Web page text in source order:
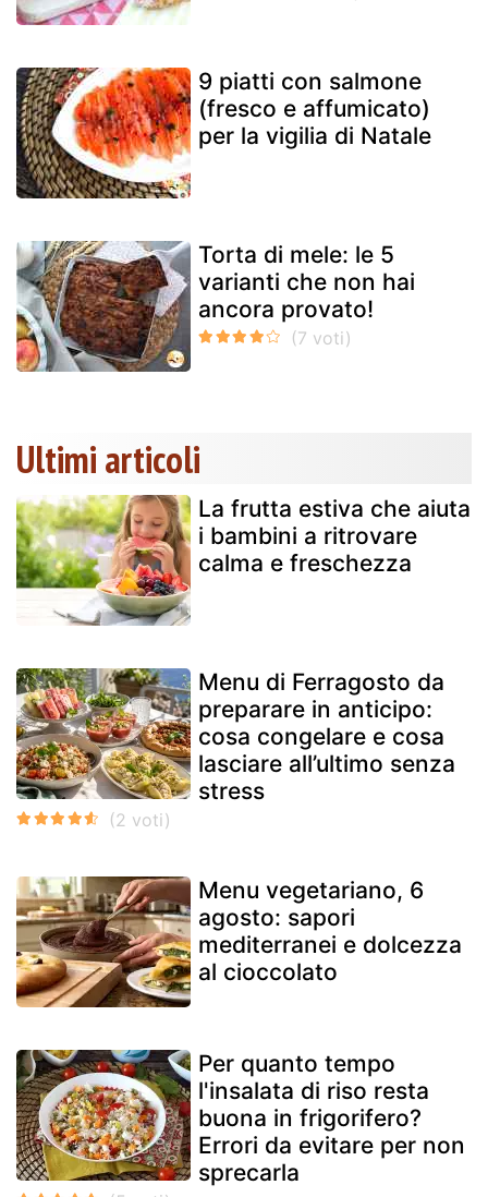
9 piatti con salmone
(fresco e affumicato)
per la vigilia di Natale
Torta di mele: le 5
varianti che non hai
ancora provato!
Ultimi articoli
La frutta estiva che aiuta
i bambini a ritrovare
calma e freschezza
Menu di Ferragosto da
preparare in anticipo:
cosa congelare e cosa
lasciare all’ultimo senza
stress
Menu vegetariano, 6
agosto: sapori
mediterranei e dolcezza
al cioccolato
Per quanto tempo
l'insalata di riso resta
buona in frigorifero?
Errori da evitare per non
sprecarla